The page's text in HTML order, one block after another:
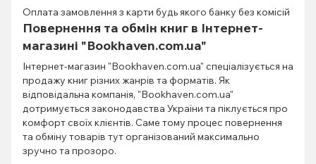
Оплата замовлення з карти будь якого банку без комісій
Повернення та обмін книг в Інтернет-
магазині "Bookhaven.com.ua"
Інтернет-магазин "Bookhaven.com.ua" спеціалізується на
продажу книг різних жанрів та форматів. Як
відповідальна компанія, "Bookhaven.com.ua"
дотримується законодавства України та піклується про
комфорт своїх клієнтів. Саме тому процес повернення
та обміну товарів тут організований максимально
зручно та прозоро.